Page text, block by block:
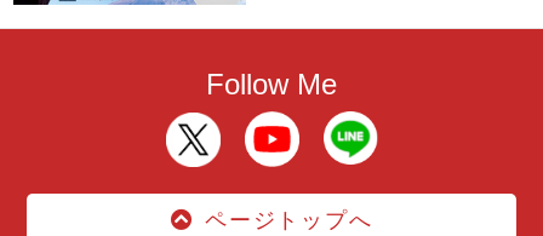
Follow Me
ページトップへ